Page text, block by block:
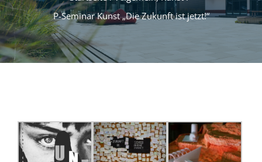
P-Seminar Kunst „Die Zukunft ist jetzt!“